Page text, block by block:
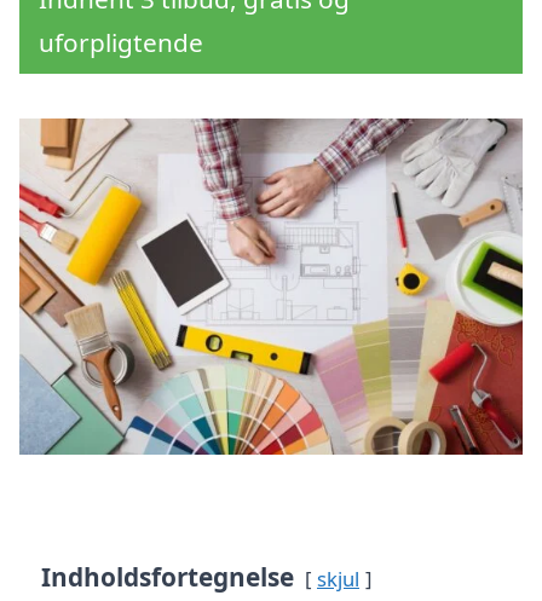
uforpligtende
Indholdsfortegnelse skjul